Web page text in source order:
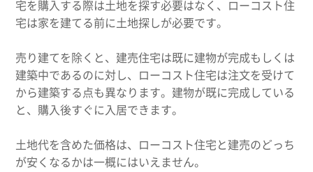
宅を購入する際は土地を探す必要はなく、ローコスト住
宅は家を建てる前に土地探しが必要です。
売り建てを除くと、建売住宅は既に建物が完成もしくは
建築中であるのに対し、ローコスト住宅は注文を受けて
から建築する点も異なります。建物が既に完成している
と、購入後すぐに入居できます。
土地代を含めた価格は、ローコスト住宅と建売のどっち
が安くなるかは一概にはいえません。